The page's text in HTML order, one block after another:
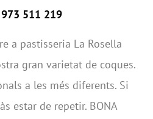
973 511 219
a pastisseria La Rosella
gran varietat de coques.
a les més diferents. Si
estar de repetir. BONA